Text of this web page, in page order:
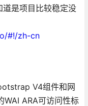
是项目比较稳定没
#!/zh-cn
V4组件和网
WAI ARA可访问性标